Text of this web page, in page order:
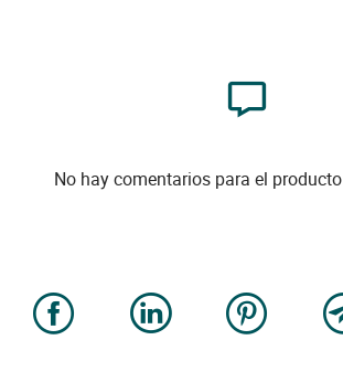
No hay comentarios para el producto